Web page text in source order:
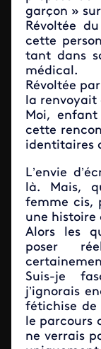
garçon »
Révoltée
cette
tant dans
médical.
Révoltée
la renvoyait
Moi, enfant
cette
identitaires
L’envie
là. Mais,
femme cis,
une histoire
Alors les
poser
Suis-je
j’ignorais
fétichise de
le parcours
ne verrais